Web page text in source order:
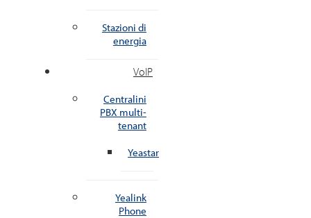
Stazioni di
energia
VoIP
Centralini
PBX multi-
tenant
Yeastar
Yealink
Phone